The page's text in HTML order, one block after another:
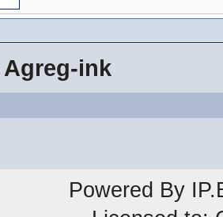
ink
Powered By